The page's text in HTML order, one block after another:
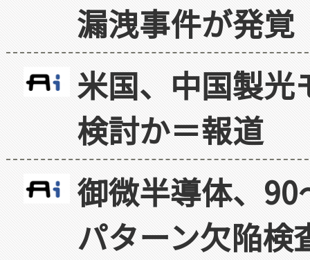
漏洩事件が発覚
米国、中国製光
検討か＝報道
御微半導体、
パターン欠陥検